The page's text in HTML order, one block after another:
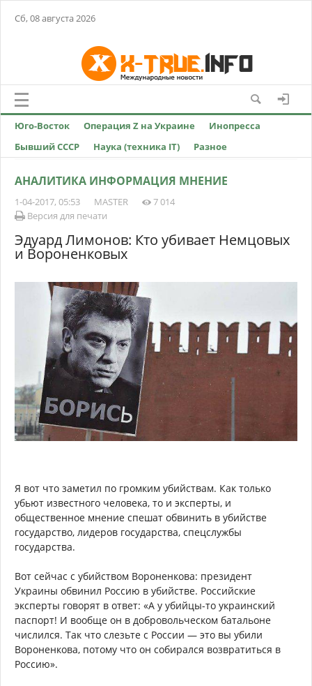
Сб, 08 августа 2026
Юго-Восток Операция Z на Украине
Инопресса
Бывший СССР
Наука (техника IT) Разное
АНАЛИТИКА ИНФОРМАЦИЯ МНЕНИЕ
1-04-2017, 05:53 MASTER
7 014
Версия для печати
Эдуард Лимонов: Кто убивает Немцовых
и Вороненковых
Я вот что заметил по громким убийствам. Как только
убьют известного человека, то и эксперты, и
общественное мнение спешат обвинить в убийстве
государство, лидеров государства, спецслужбы
государства.
Вот сейчас с убийством Вороненкова: президент
Украины обвинил Россию в убийстве. Российские
эксперты говорят в ответ: «А у убийцы-то украинский
паспорт! И вообще он в добровольческом батальоне
числился. Так что слезьте с России — это вы убили
Вороненкова, потому что он собирался возвратиться в
Россию».